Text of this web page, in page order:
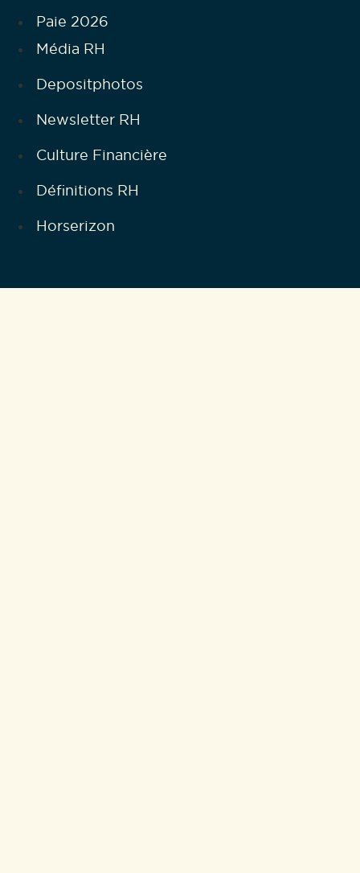
Paie 2026
Média RH
Depositphotos
Newsletter RH
Culture Financière
Définitions RH
Horserizon